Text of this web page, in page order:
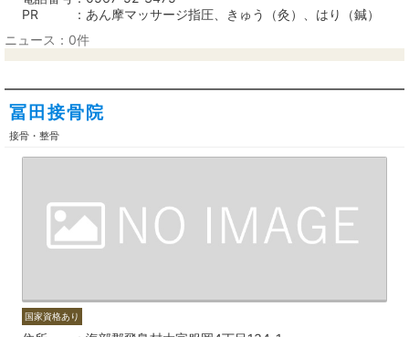
PR
あん摩マッサージ指圧、きゅう（灸）、はり（鍼）
ニュース：0件
冨田接骨院
接骨・整骨
国家資格あり